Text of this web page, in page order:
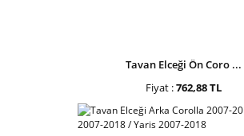
Tavan Elceği Ön Coro ...
Fiyat :762,88 TL